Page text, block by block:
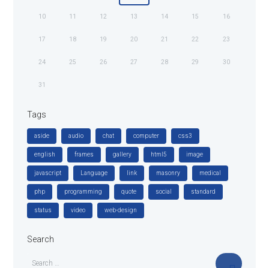
10 11 12 13 14 15 16
17 18 19 20 21 22 23
24 25 26 27 28 29 30
31
Tags
aside audio chat computer css3
english frames gallery html5 image
javascript Language link masonry medical
php programming quote social standard
status video web-design
Search